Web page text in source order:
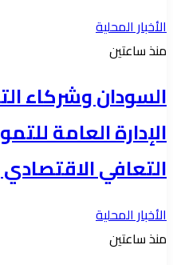
الأخبار المحلية
منذ ساعتين
السودان وشركاء
الإدارة العامة
التعافي الاقتصادي
الأخبار المحلية
منذ ساعتين